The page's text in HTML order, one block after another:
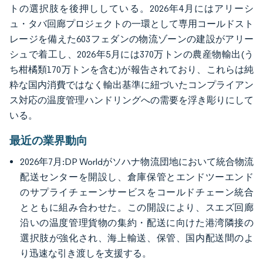
トの選択肢を後押ししている。2026年4月にはアリーシ
ュ・タバ回廊プロジェクトの一環として専用コールドスト
レージを備えた603フェダンの物流ゾーンの建設がアリー
シュで着工し、2026年5月には370万トンの農産物輸出(う
ち柑橘類170万トンを含む)が報告されており、これらは純
粋な国内消費ではなく輸出基準に紐づいたコンプライアン
ス対応の温度管理ハンドリングへの需要を浮き彫りにして
いる。
最近の業界動向
2026年7月:DP Worldがソハナ物流団地において統合物流
配送センターを開設し、倉庫保管とエンドツーエンド
のサプライチェーンサービスをコールドチェーン統合
とともに組み合わせた。この開設により、スエズ回廊
沿いの温度管理貨物の集約・配送に向けた港湾隣接の
選択肢が強化され、海上輸送、保管、国内配送間のよ
り迅速な引き渡しを支援する。